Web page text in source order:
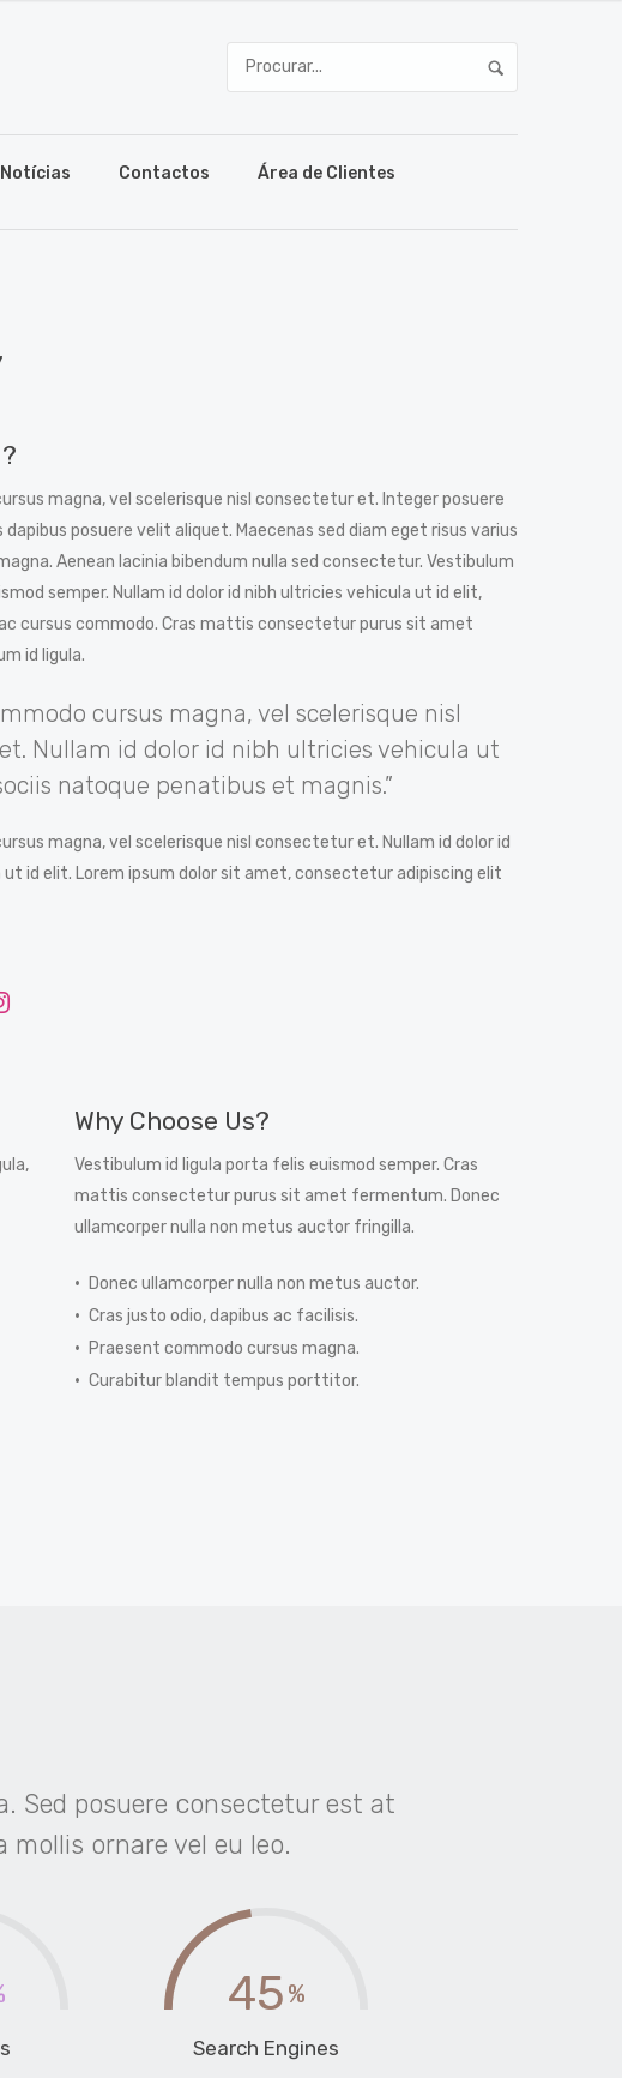
Notícias Contactos Área de Clientes
magna, vel scelerisque nisl consectetur et. Integer posuere
posuere velit aliquet. Maecenas sed diam eget risus varius
Aenean lacinia bibendum nulla sed consectetur. Vestibulum
semper. Nullam id dolor id nibh ultricies vehicula ut id elit,
cursus commodo. Cras mattis consectetur purus sit amet
id ligula.
cursus magna, vel scelerisque nisl
Nullam id dolor id nibh ultricies vehicula ut
natoque penatibus et magnis.”
magna, vel scelerisque nisl consectetur et. Nullam id dolor id
id elit. Lorem ipsum dolor sit amet, consectetur adipiscing elit
Why Choose Us?
Vestibulum id ligula porta felis euismod semper. Cras
mattis consectetur purus sit amet fermentum. Donec
ullamcorper nulla non metus auctor fringilla.
Donec ullamcorper nulla non metus auctor.
Cras justo odio, dapibus ac facilisis.
Praesent commodo cursus magna.
Curabitur blandit tempus porttitor.
Sed posuere consectetur est at
ornare vel eu leo.
45
Search Engines